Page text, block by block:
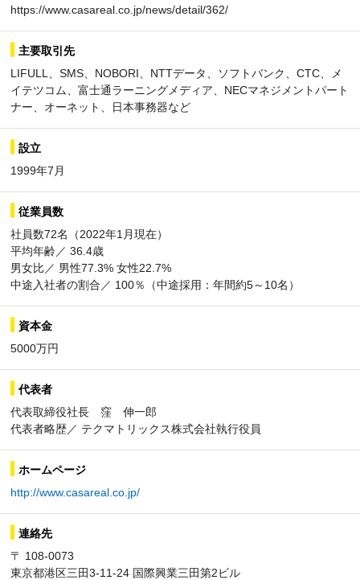
https://www.casareal.co.jp/news/detail/362/
主要取引先
LIFULL、SMS、NOBORI、NTTデータ、ソフトバンク、CTC、メ
イテツコム、富士通ラーニングメディア、NECマネジメントパート
ナー、オーネット、日本事務器など
設立
1999年7月
従業員数
社員数72名（2022年1月現在）
平均年齢／ 36.4歳
男女比／ 男性77.3% 女性22.7%
中途入社者の割合／ 100％（中途採用：年間約5～10名）
資本金
5000万円
代表者
代表取締役社長 窪 伸一郎
代表者略歴／ テクマトリックス株式会社執行役員
ホームページ
http://www.casareal.co.jp/
連絡先
〒 108-0073
東京都港区三田3-11-24 国際興業三田第2ビル